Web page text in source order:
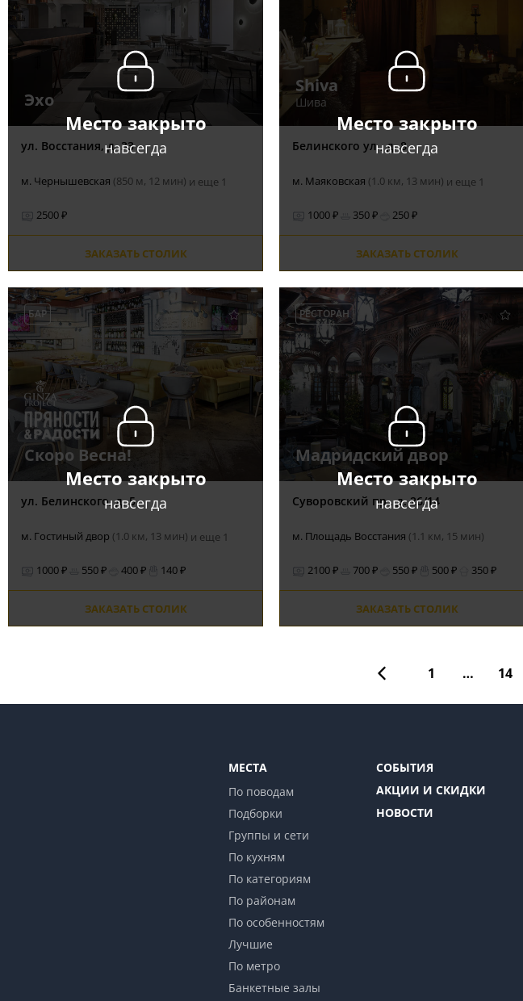
Место закрыто
навсегда
Эхо
ул. Восстания, д. 33
м. Чернышевская (850 м, 12 мин) и еще 1
2500 ₽
ЗАКАЗАТЬ СТОЛИК
Место закрыто
навсегда
Shiva
Шива
Белинского ул., д. 8
м. Маяковская (1.0 км, 13 мин) и еще 1
1000 ₽ 350 ₽ 250 ₽
ЗАКАЗАТЬ СТОЛИК
Место закрыто
навсегда
БАР
Скоро Весна!
ул. Белинского, д. 5
м. Гостиный двор (1.0 км, 13 мин) и еще 1
1000 ₽ 550 ₽ 400 ₽ 140 ₽
ЗАКАЗАТЬ СТОЛИК
Место закрыто
навсегда
РЕСТОРАН
Мадридский двор
Суворовский пр., д. 26/14
м. Площадь Восстания (1.1 км, 15 мин)
2100 ₽ 700 ₽ 550 ₽ 500 ₽ 350 ₽
ЗАКАЗАТЬ СТОЛИК
1 … 14
МЕСТА
По поводам
Подборки
Группы и сети
По кухням
По категориям
По районам
По особенностям
Лучшие
По метро
Банкетные залы
СОБЫТИЯ
АКЦИИ И СКИДКИ
НОВОСТИ